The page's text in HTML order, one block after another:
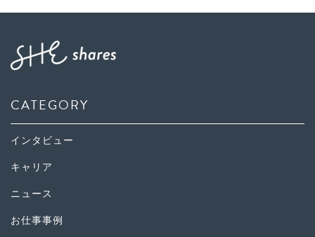
CATEGORY
インタビュー
キャリア
ニュース
お仕事事例